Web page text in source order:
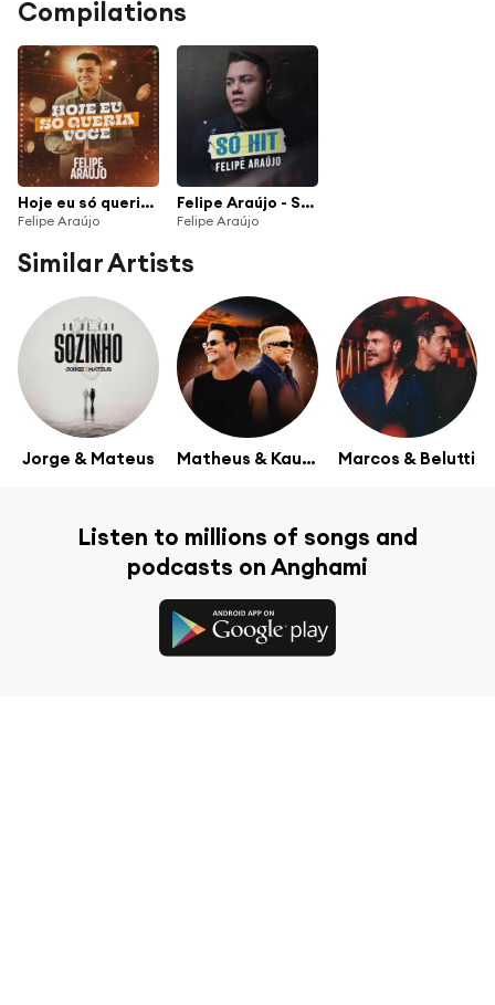
Compilations
Hoje eu só queria você
Felipe Araújo
Felipe Araújo - Só Hit
Felipe Araújo
Similar Artists
Jorge & Mateus Matheus & Kauan Marcos & Belutti
Listen to millions of songs and
podcasts on Anghami